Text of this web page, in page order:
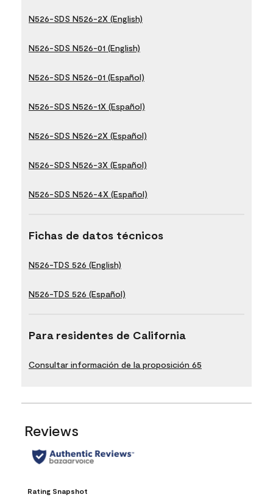
N526-SDS N526-2X (English)
N526-SDS N526-01 (English)
N526-SDS N526-01 (Español)
N526-SDS N526-1X (Español)
N526-SDS N526-2X (Español)
N526-SDS N526-3X (Español)
N526-SDS N526-4X (Español)
Fichas de datos técnicos
N526-TDS 526 (English)
N526-TDS 526 (Español)
Para residentes de California
Consultar información de la proposición 65
Reviews
Rating Snapshot